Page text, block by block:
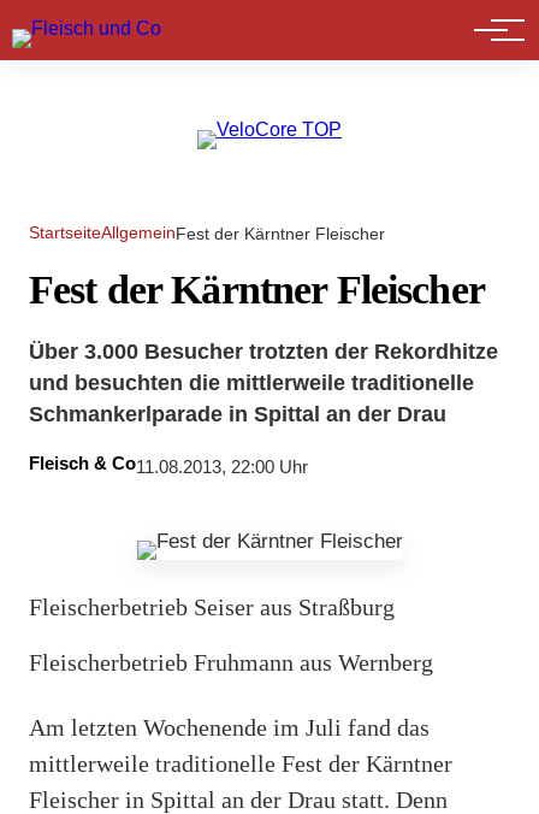
Marktführer
StartseiteAllgemeinFest der Kärntner Fleischer
Fest der Kärntner Fleischer
Über 3.000 Besucher trotzten der Rekordhitze
und besuchten die mittlerweile traditionelle
Schmankerlparade in Spittal an der Drau
Fleisch & Co11.08.2013, 22:00 Uhr
Fleischerbetrieb Seiser aus Straßburg
Fleischerbetrieb Fruhmann aus Wernberg
Am letzten Wochenende im Juli fand das
mittlerweile traditionelle Fest der Kärntner
Fleischer in Spittal an der Drau statt. Denn